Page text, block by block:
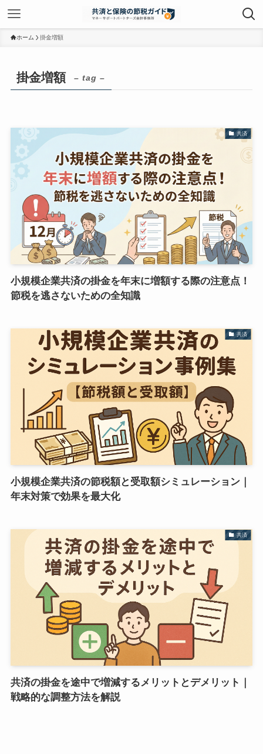
ホーム 掛金増額
掛金増額 – tag –
共済
小規模企業共済の掛金を年末に増額する際の注意点！
節税を逃さないための全知識
共済
小規模企業共済の節税額と受取額シミュレーション｜
年末対策で効果を最大化
共済
共済の掛金を途中で増減するメリットとデメリット｜
戦略的な調整方法を解説